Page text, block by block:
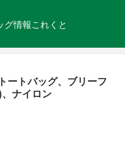
グ情報これくと
ートバッグ、ブリーフ
ナイロン